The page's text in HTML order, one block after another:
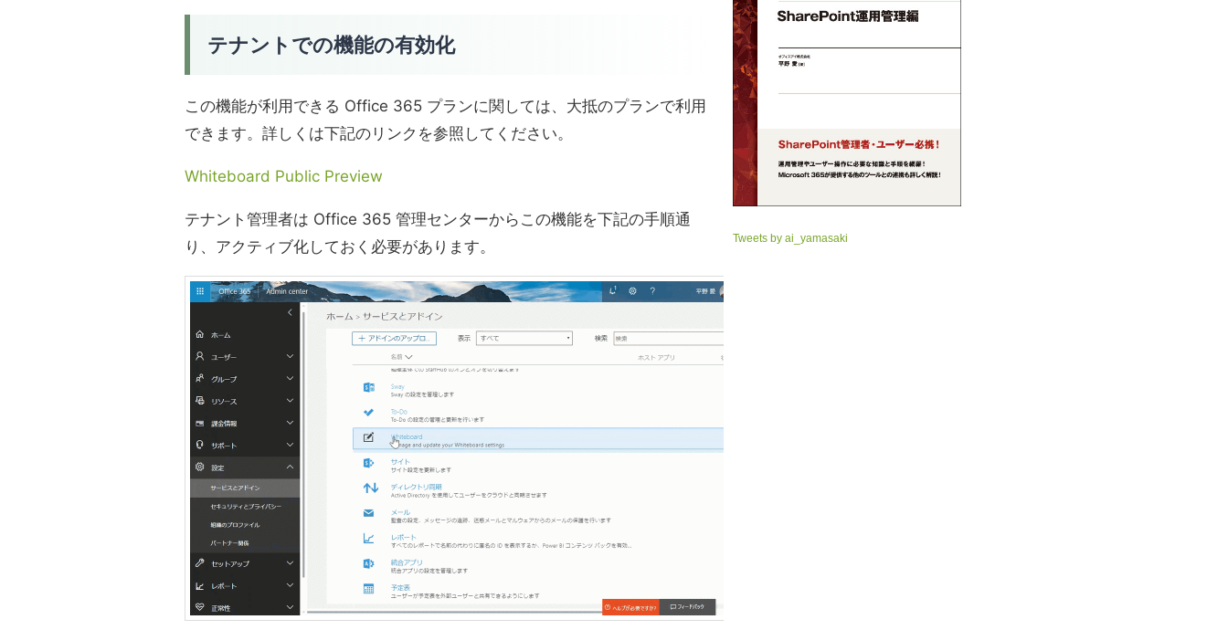
テナントでの機能の有効化
この機能が利用できる Office 365 プランに関しては、大抵のプランで利用
できます。詳しくは下記のリンクを参照してください。
Whiteboard Public Preview
テナント管理者は Office 365 管理センターからこの機能を下記の手順通
り、アクティブ化しておく必要があります。
Tweets by ai_yamasaki